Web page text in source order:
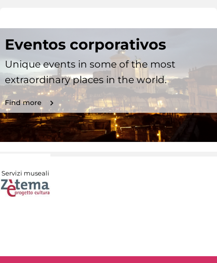
Eventos corporativos
Unique events in some of the most
extraordinary places in the world.
Find more
Servizi museali